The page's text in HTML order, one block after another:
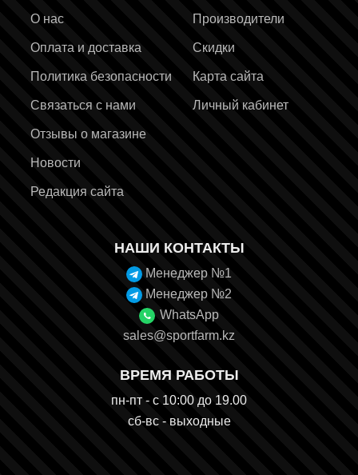
О нас
Оплата и доставка
Политика безопасности
Связаться с нами
Отзывы о магазине
Новости
Редакция сайта
Производители
Скидки
Карта сайта
Личный кабинет
НАШИ КОНТАКТЫ
Менеджер №1
Менеджер №2
WhatsApp
sales@sportfarm.kz
ВРЕМЯ РАБОТЫ
пн-пт - с 10:00 до 19.00
сб-вс - выходные